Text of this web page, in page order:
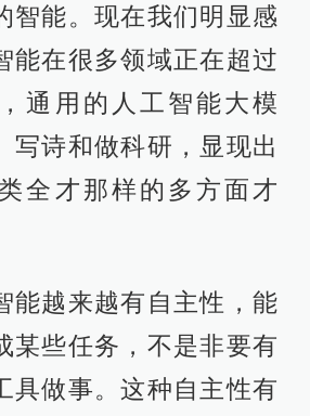
智能。现在我们明显感
能在很多领域正在超过
通用的人工智能大模
写诗和做科研，显现出
全才那样的多方面才
能越来越有自主性，能
某些任务，不是非要有
具做事。这种自主性有